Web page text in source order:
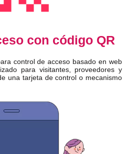
con código QR
control de acceso basado en web
para visitantes, proveedores y
una tarjeta de control o mecanismo